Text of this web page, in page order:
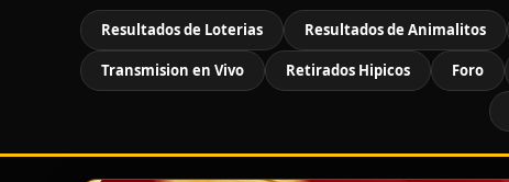
Resultados de Loterias Resultados de Animalitos
Transmision en Vivo Retirados Hipicos Foro